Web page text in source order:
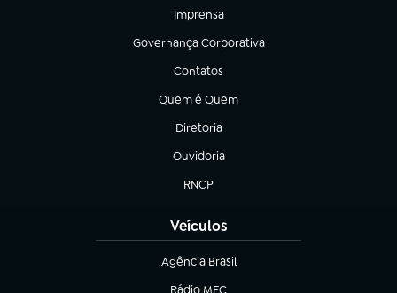
Imprensa
(abre em nova aba)
Governança Corporativa
(abre em nova aba)
Contatos
(abre em nova aba)
Quem é Quem
(abre em nova aba)
Diretoria
(abre em nova aba)
Ouvidoria
(abre em nova aba)
RNCP
(abre em nova aba)
Veículos
Agência Brasil
(abre em nova aba)
Rádio MEC